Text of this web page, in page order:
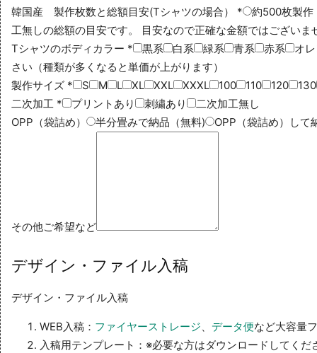
韓国産 製作枚数と総額目安(Tシャツの場合） *
約500枚製作
工無しの総額の目安です。 目安なので正確な金額ではございま
Tシャツのボディカラー * 黒系 白系 緑系 青系 赤系
オ
さい（種類が多くなると単価が上がります）
製作サイズ * S M L XL XXL XXXL 100 110 120
130
二次加工 * プリントあり 刺繍あり
二次加工無し
OPP（袋詰め）
半分畳みで納品（無料) OPP（袋詰め）して
その他ご希望など
デザイン・ファイル入稿
デザイン・ファイル入稿
WEB入稿： ファイヤーストレージ、 データ便など大容量
入稿用テンプレート：※必要な方はダウンロードしてくだ